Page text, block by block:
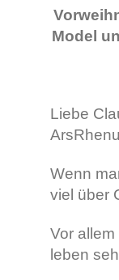
Model
Liebe
Wenn
viel über
Vor
leben